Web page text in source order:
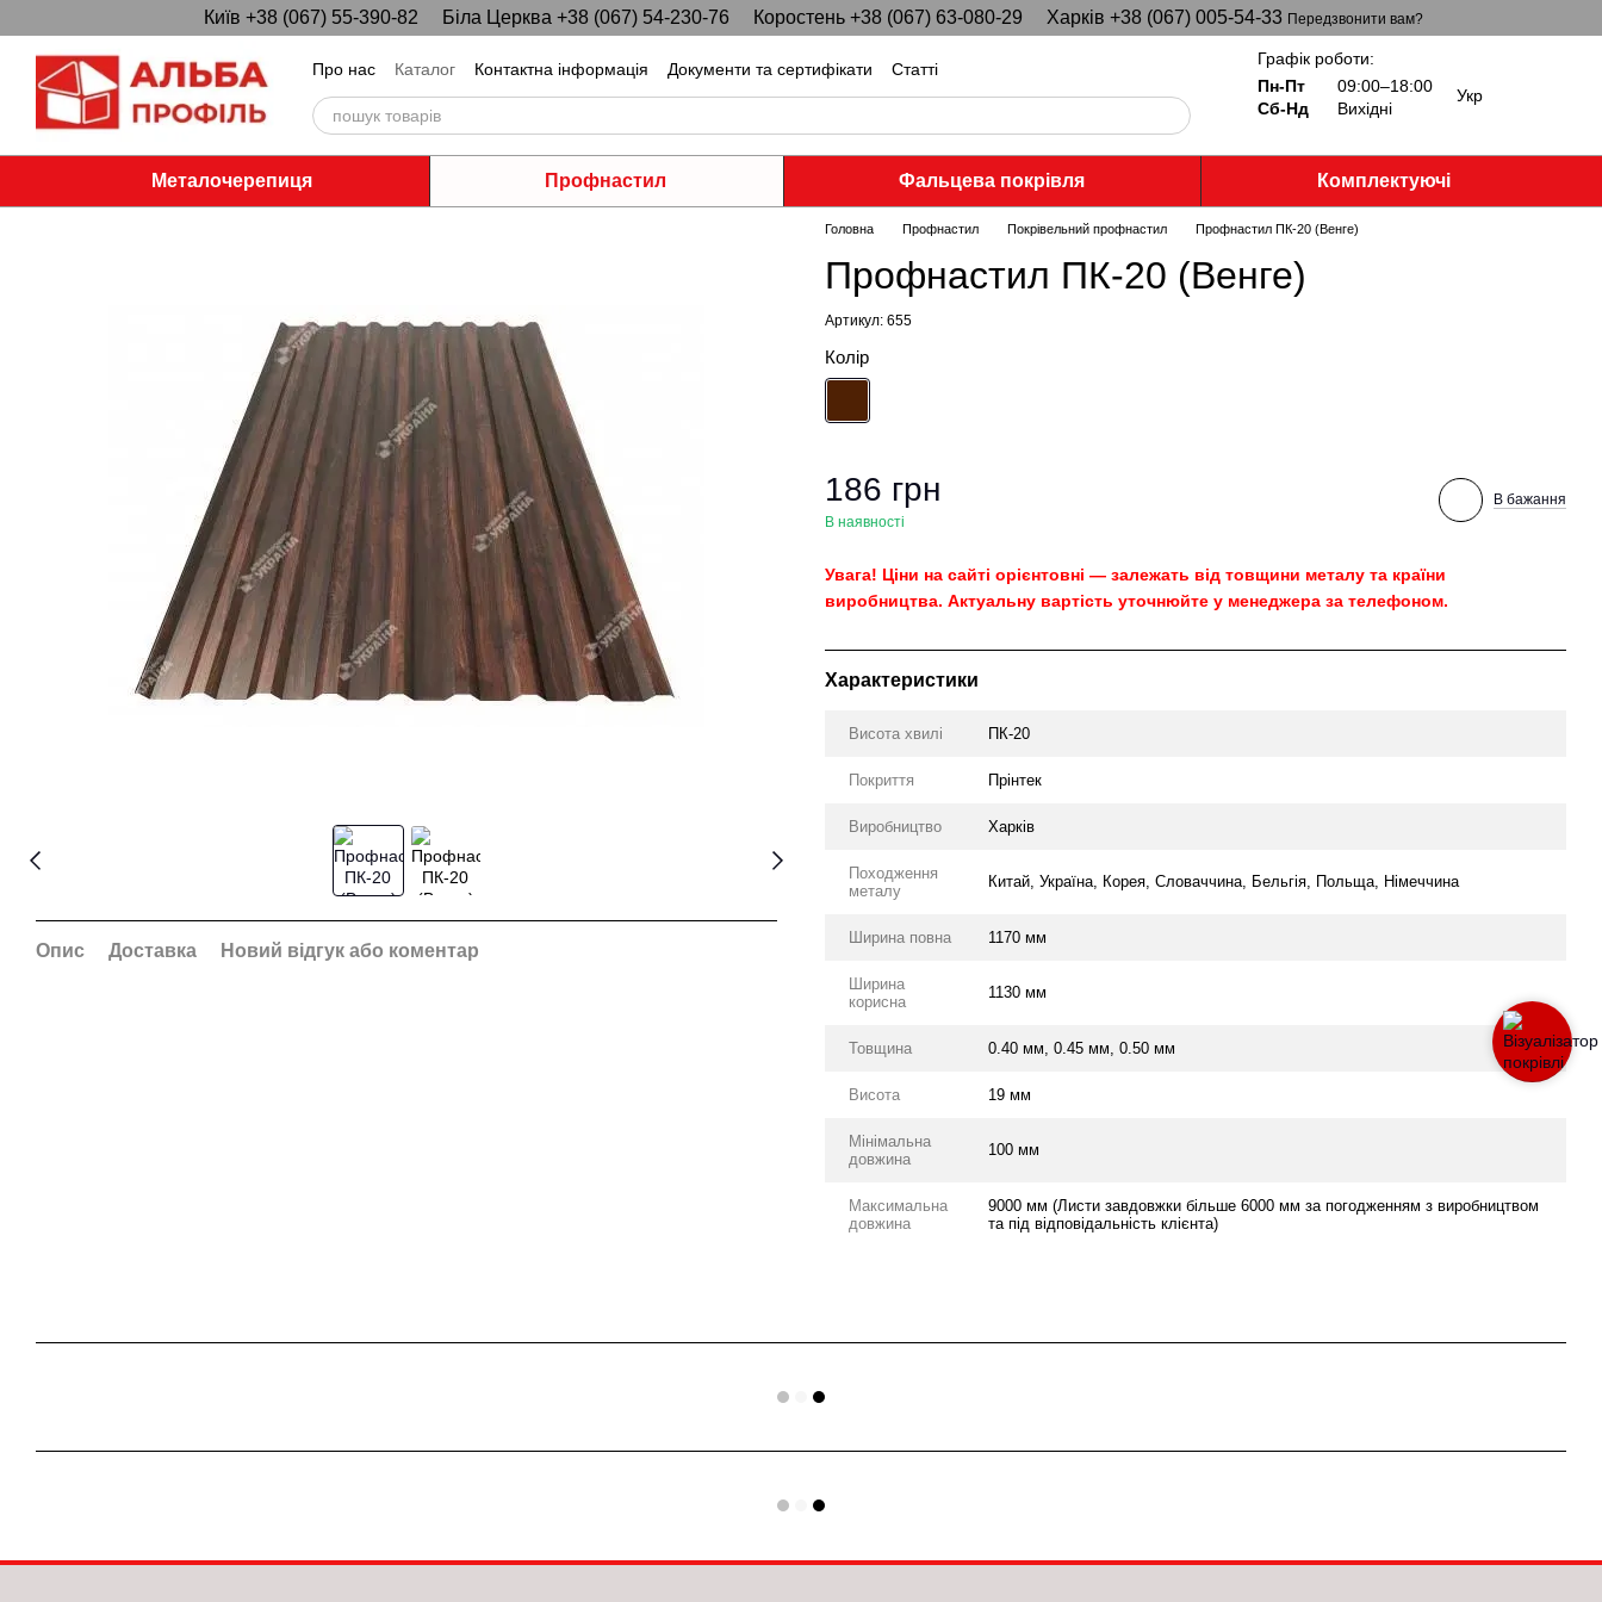
Перейти до основного контентуКиїв +38 (067) 55-390-82 Біла Церква +38 (067) 54-230-76 Коростень +38 (067) 63-080-29 Харків +38 (067) 005-54-33 Передзвонити вам?
Про нас Каталог Контактна інформація Документи та сертифікати Статті
Графік роботи:
Пн-Пт
09:00–18:00
Сб-Нд
Вихідні
Укр
Металочерепиця Профнастил Фальцева покрівля Комплектуючі
Опис Доставка Новий відгук або коментар
Головна Профнастил Покрівельний профнастил Профнастил ПК-20 (Венге)
Профнастил ПК-20 (Венге)
Артикул: 655
Колір
186 грн
В наявності
В бажання
Увага! Ціни на сайті орієнтовні — залежать від товщини металу та країни
виробництва. Актуальну вартість уточнюйте у менеджера за телефоном.
Характеристики
Висота хвилі ПК-20
Покриття Прінтек
Виробництво Харків
Походження
металу
Китай, Україна, Корея, Словаччина, Бельгія, Польща, Німеччина
Ширина повна 1170 мм
Ширина
корисна
1130 мм
Товщина 0.40 мм, 0.45 мм, 0.50 мм
Висота 19 мм
Мінімальна
довжина
100 мм
Максимальна
довжина
9000 мм (Листи завдовжки більше 6000 мм за погодженням з виробництвом
та під відповідальність клієнта)